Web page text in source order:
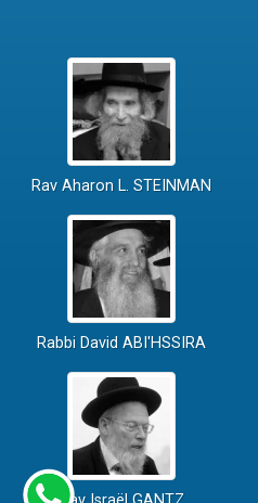
Rav Aharon L. STEINMAN
Rabbi David ABI'HSSIRA